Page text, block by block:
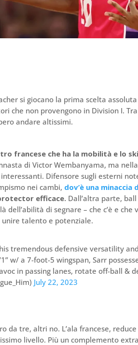
si giocano la prima scelta
che non provengono in Division I.
andare altissimi.
francese che ha la mobilità e lo
di Victor Wembanyama, ma
Difensore sugli esterni
nei cambi, dov’è una
efficace. Dall’altra parte,
dell’abilità di segnare – che c’è e
unire talento e potenziale.
tremendous defensive versatility
w/ a 7-foot-5 wingspan, Sarr
in passing lanes, rotate off-ball &
July 22, 2023
da tre, altri no. L’ala francese,
livello. Più un complemento